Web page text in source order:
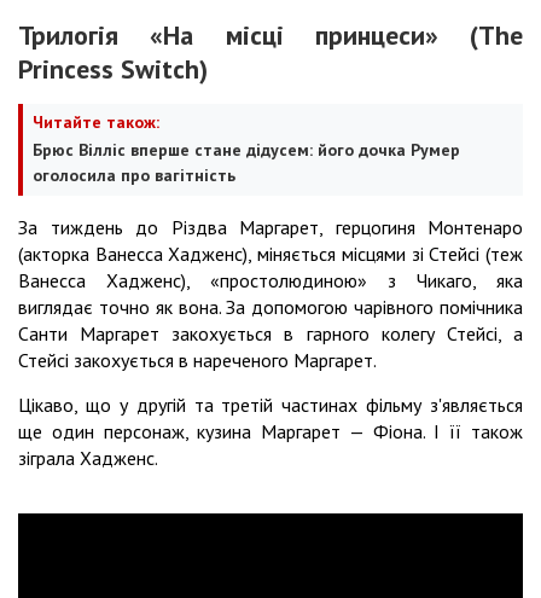
Трилогія «На місці принцеси» (The
Princess Switch)
Читайте також:
Брюс Вілліс вперше стане дідусем: його дочка Румер
оголосила про вагітність
За тиждень до Різдва Маргарет, герцогиня Монтенаро
(акторка Ванесса Хадженс), міняється місцями зі Стейсі (теж
Ванесса Хадженс), «простолюдиною» з Чикаго, яка
виглядає точно як вона. За допомогою чарівного помічника
Санти Маргарет закохується в гарного колегу Стейсі, а
Стейсі закохується в нареченого Маргарет.
Цікаво, що у другій та третій частинах фільму з'являється
ще один персонаж, кузина Маргарет — Фіона. І її також
зіграла Хадженс.